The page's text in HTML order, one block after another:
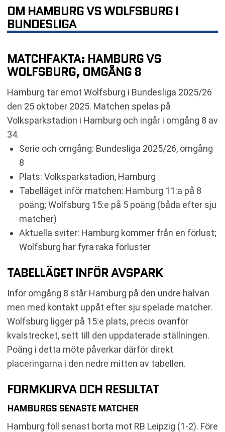
SÄNDNING OCH HUR DU KAN FÖLJA MATCHEN
ODDS OCH VINSTCHANSER - SÅ BRUKAR
MARKNADEN LÄSA MATCHEN
VANLIGA FRÅGOR OM HAMBURG VS
WOLFSBURG
TABELL
RELATERADE NYHETER
OM HAMBURG VS WOLFSBURG I
BUNDESLIGA
MATCHFAKTA: HAMBURG VS
WOLFSBURG, OMGÅNG 8
Hamburg tar emot Wolfsburg i Bundesliga 2025/26
den 25 oktober 2025. Matchen spelas på
Volksparkstadion i Hamburg och ingår i omgång 8 av
34.
Serie och omgång: Bundesliga 2025/26, omgång
8
Plats: Volksparkstadion, Hamburg
Tabelläget inför matchen: Hamburg 11:a på 8
poäng; Wolfsburg 15:e på 5 poäng (båda efter sju
matcher)
Aktuella sviter: Hamburg kommer från en förlust;
Wolfsburg har fyra raka förluster
TABELLÄGET INFÖR AVSPARK
Inför omgång 8 står Hamburg på den undre halvan
men med kontakt uppåt efter sju spelade matcher.
Wolfsburg ligger på 15:e plats, precis ovanför
kvalstrecket, sett till den uppdaterade ställningen.
Poäng i detta möte påverkar därför direkt
placeringarna i den nedre mitten av tabellen.
FORMKURVA OCH RESULTAT
HAMBURGS SENASTE MATCHER
Hamburg föll senast borta mot RB Leipzig (1-2). Före